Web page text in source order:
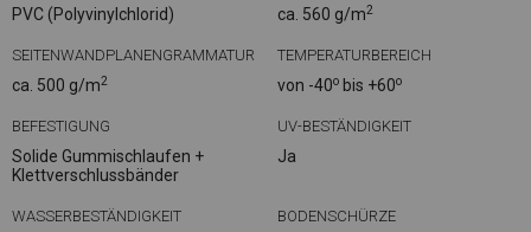
PVC (Polyvinylchlorid) ca. 560 g/m2
SEITENWANDPLANENGRAMMATUR
ca. 500 g/m2
TEMPERATURBEREICH
von -40o bis +60o
BEFESTIGUNG
Solide Gummischlaufen +
Klettverschlussbänder
UV-BESTÄNDIGKEIT
Ja
WASSERBESTÄNDIGKEIT BODENSCHÜRZE